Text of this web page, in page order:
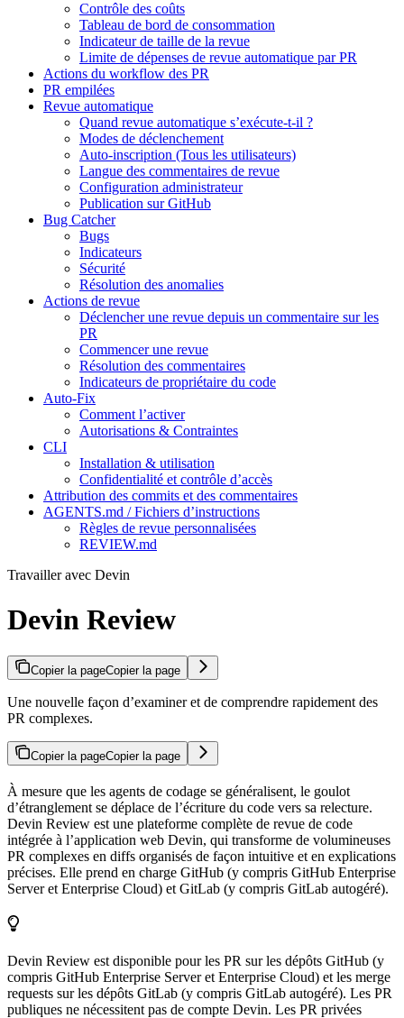
Contrôle des coûts
Tableau de bord de consommation
Indicateur de taille de la revue
Limite de dépenses de revue automatique par PR
Actions du workflow des PR
PR empilées
Revue automatique
Quand revue automatique s’exécute-t-il ?
Modes de déclenchement
Auto-inscription (Tous les utilisateurs)
Langue des commentaires de revue
Configuration administrateur
Publication sur GitHub
Bug Catcher
Bugs
Indicateurs
Sécurité
Résolution des anomalies
Actions de revue
Déclencher une revue depuis un commentaire sur les
PR
Commencer une revue
Résolution des commentaires
Indicateurs de propriétaire du code
Auto-Fix
Comment l’activer
Autorisations & Contraintes
CLI
Installation & utilisation
Confidentialité et contrôle d’accès
Attribution des commits et des commentaires
AGENTS.md / Fichiers d’instructions
Règles de revue personnalisées
REVIEW.md
Travailler avec Devin
Devin Review
Copier la pageCopier la page
Une nouvelle façon d’examiner et de comprendre rapidement des
PR complexes.
Copier la pageCopier la page
À mesure que les agents de codage se généralisent, le goulot
d’étranglement se déplace de l’écriture du code vers sa relecture.
Devin Review est une plateforme complète de revue de code
intégrée à l’application web Devin, qui transforme de volumineuses
PR complexes en diffs organisés de façon intuitive et en explications
précises. Elle prend en charge GitHub (y compris GitHub Enterprise
Server et Enterprise Cloud) et GitLab (y compris GitLab autogéré).
Devin Review est disponible pour les PR sur les dépôts GitHub (y
compris GitHub Enterprise Server et Enterprise Cloud) et les merge
requests sur les dépôts GitLab (y compris GitLab autogéré). Les PR
publiques ne nécessitent pas de compte Devin. Les PR privées